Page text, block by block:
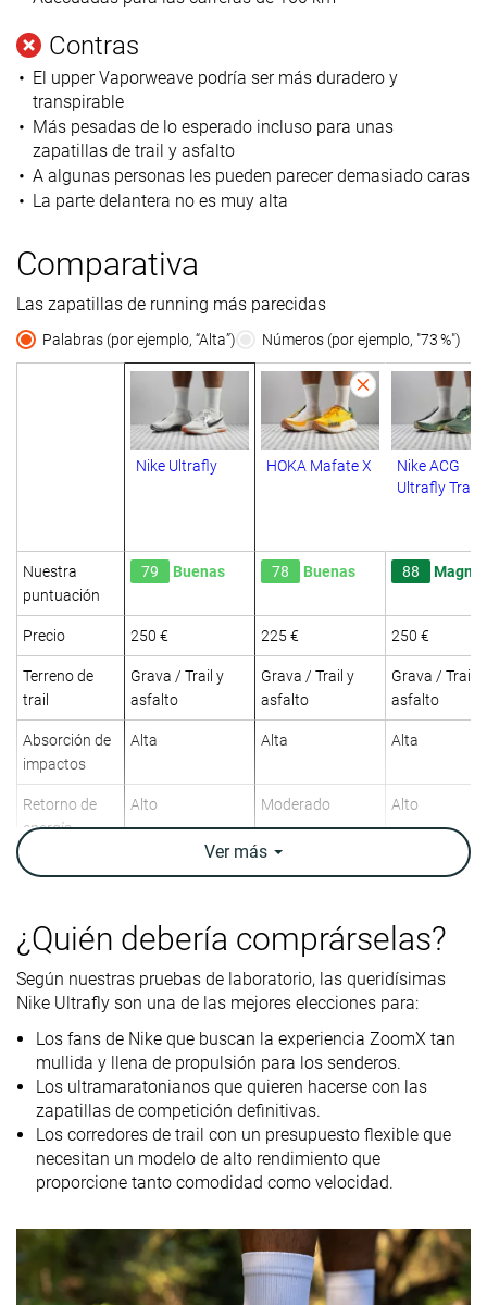
Contras
El upper Vaporweave podría ser más duradero y
transpirable
Más pesadas de lo esperado incluso para unas
zapatillas de trail y asfalto
A algunas personas les pueden parecer demasiado caras
La parte delantera no es muy alta
Comparativa
Las zapatillas de running más parecidas
Palabras (por ejemplo, “Alta”) Números (por ejemplo, "73 %")
Nike Ultrafly HOKA Mafate X
Nike ACG
Ultrafly Trail
Nuestra
puntuación
79 Buenas 78 Buenas 88
Precio 250 € 225 € 250 €
Terreno de
trail
Grava / Trail y
asfalto
Grava / Trail y
asfalto
Grava / Trail y
asfalto
Absorción de
impactos
Alta Alta Alta
Retorno de
energía
Alto Moderado Alto
Tracción
Peso
laboratorio
Peso marca
10.5 oz / 299g
10.1 oz / 286g
11.8 oz / 335g
12.1 oz / 343g
9.8 oz / 278g
9.5 oz / 269g
Lightweight ✗ ✗ ✗
Drop
laboratorio
Drop marca
11.8 mm
8.5 mm
10.6 mm
8.0 mm
10.7 mm
Técnica de
carrera
Talón Talón
Talla
Tallan bien
Tallan un poquito
pequeño
Tallan bien
Rigidez de la
- Equilibrada Blanda
Ver más
¿Quién debería comprárselas?
Según nuestras pruebas de laboratorio, las queridísimas
Nike Ultrafly son una de las mejores elecciones para:
Los fans de Nike que buscan la experiencia ZoomX tan
mullida y llena de propulsión para los senderos.
Los ultramaratonianos que quieren hacerse con las
zapatillas de competición definitivas.
Los corredores de trail con un presupuesto flexible que
necesitan un modelo de alto rendimiento que
proporcione tanto comodidad como velocidad.